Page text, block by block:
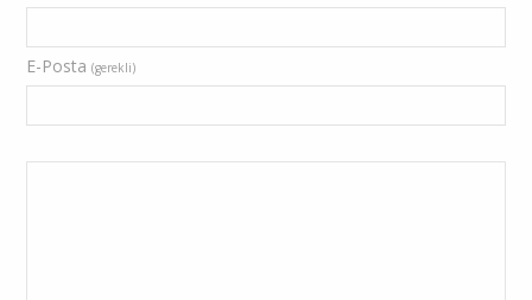
E-Posta (gerekli)